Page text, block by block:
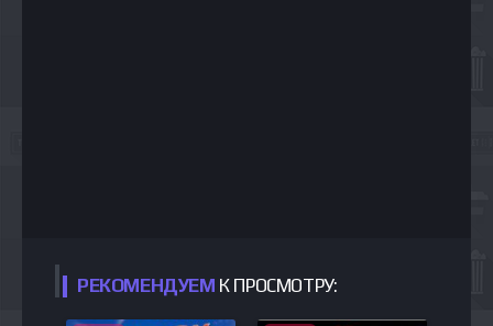
РЕКОМЕНДУЕМ К ПРОСМОТРУ: